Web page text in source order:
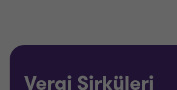
Vergi Sirküleri